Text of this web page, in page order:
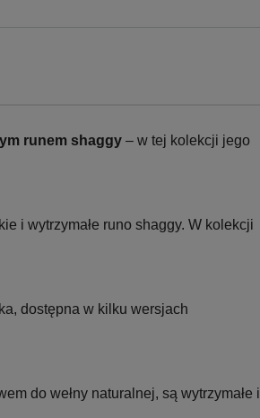
runem shaggy – w tej kolekcji jego
i wytrzymałe runo shaggy. W kolekcji
dostępna w kilku wersjach
do wełny naturalnej, są wytrzymałe i